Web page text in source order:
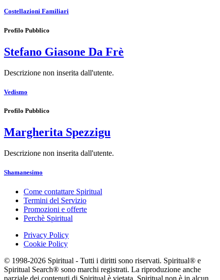
Costellazioni Familiari
Profilo Pubblico
Stefano Giasone Da Frè
Descrizione non inserita dall'utente.
Vedismo
Profilo Pubblico
Margherita Spezzigu
Descrizione non inserita dall'utente.
Shamanesimo
Come contattare Spiritual
Termini del Servizio
Promozioni e offerte
Perchè Spiritual
Privacy Policy
Cookie Policy
© 1998-2026 Spiritual - Tutti i diritti sono riservati. Spiritual® e
Spiritual Search® sono marchi registrati. La riproduzione anche